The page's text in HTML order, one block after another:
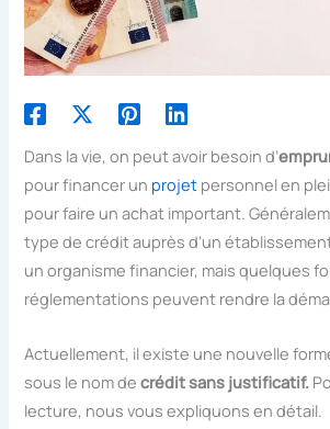
Dans la vie, on peut avoir besoin d’
pour financer un projet personnel en
pour faire un achat important.
type de crédit auprès d’un
un organisme financier, mais quelques
réglementations peuvent rendre la
Actuellement, il existe une nouvelle
sous le nom de crédit sans justificatif.
lecture, nous vous expliquons en détail.